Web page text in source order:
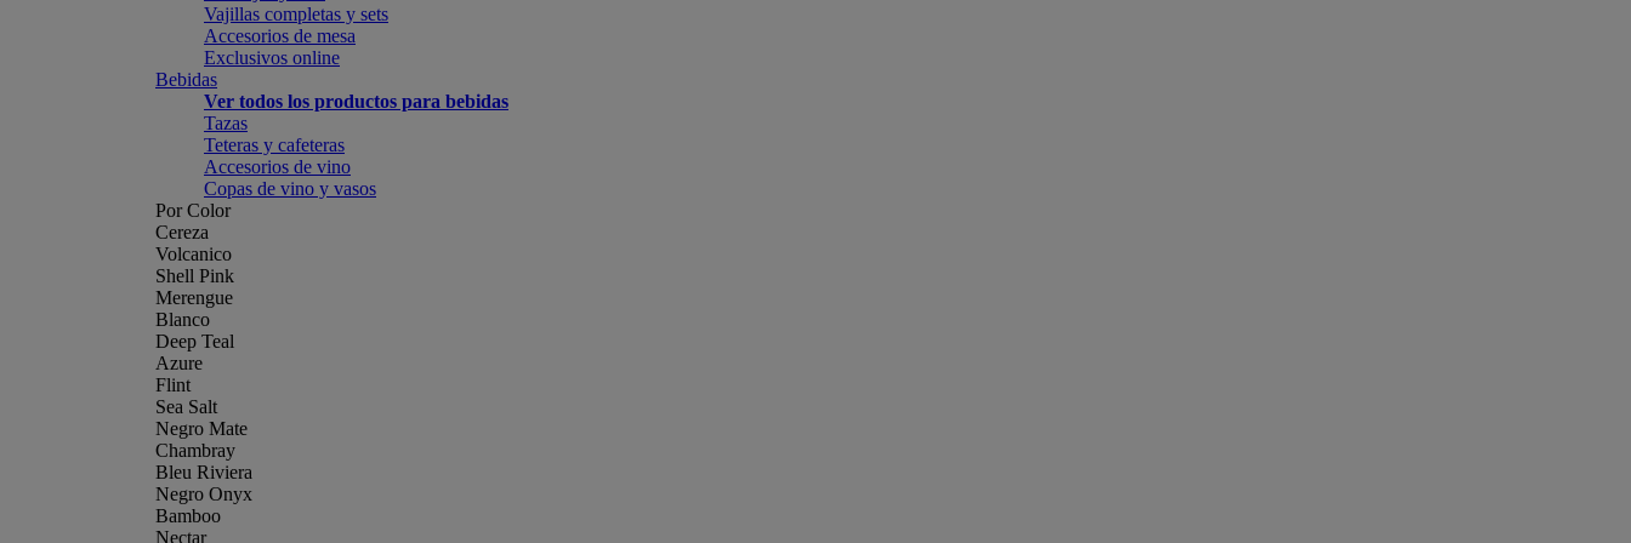
Vajillas completas y sets
Accesorios de mesa
Exclusivos online
Bebidas
Ver todos los productos para bebidas
Tazas
Teteras y cafeteras
Accesorios de vino
Copas de vino y vasos
Por Color
Cereza
Volcanico
Shell Pink
Merengue
Blanco
Deep Teal
Azure
Flint
Sea Salt
Negro Mate
Chambray
Bleu Riviera
Negro Onyx
Bamboo
Nectar